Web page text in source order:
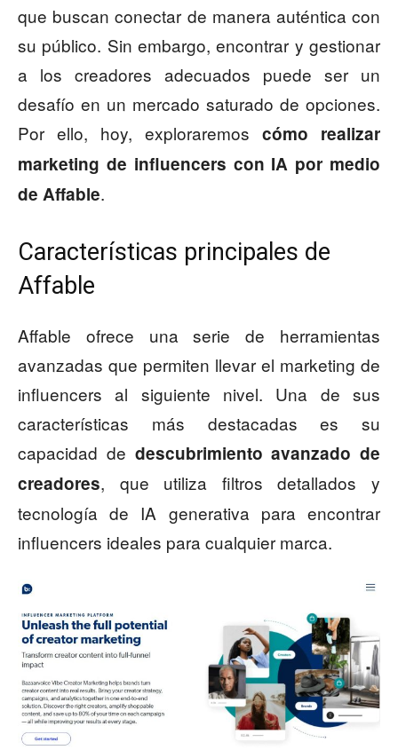
que buscan conectar de manera auténtica con
su público. Sin embargo, encontrar y gestionar
a los creadores adecuados puede ser un
desafío en un mercado saturado de opciones.
Por ello, hoy, exploraremos cómo realizar
marketing de influencers con IA por medio
de Affable.
Características principales de
Affable
Affable ofrece una serie de herramientas
avanzadas que permiten llevar el marketing de
influencers al siguiente nivel. Una de sus
características más destacadas es su
capacidad de descubrimiento avanzado de
creadores, que utiliza filtros detallados y
tecnología de IA generativa para encontrar
influencers ideales para cualquier marca.